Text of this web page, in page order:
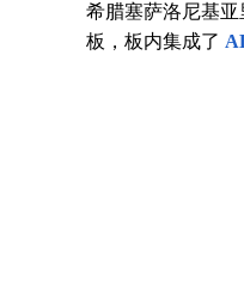
希腊塞萨洛尼基亚
板，板内集成了